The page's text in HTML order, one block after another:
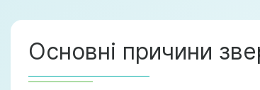
Основні причини